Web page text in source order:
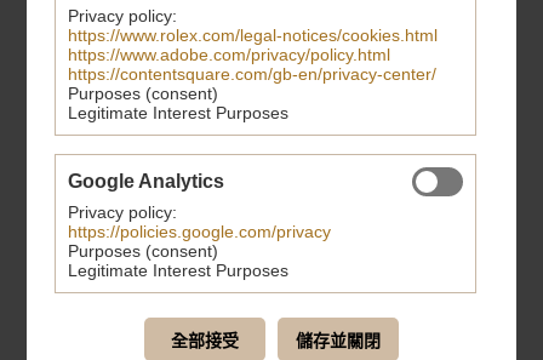
Privacy policy:
https://www.rolex.com/legal-notices/cookies.html
https://www.adobe.com/privacy/policy.html
https://contentsquare.com/gb-en/privacy-center/
Purposes (consent)
Legitimate Interest Purposes
Google Analytics
Privacy policy:
https://policies.google.com/privacy
Purposes (consent)
Legitimate Interest Purposes
全部接受 儲存並關閉